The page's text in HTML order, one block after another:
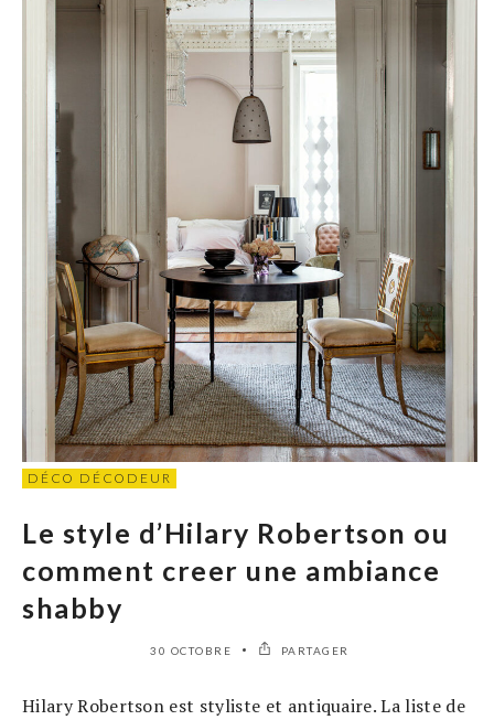
DÉCO DÉCODEUR
Le style d’Hilary Robertson ou
comment creer une ambiance
shabby
30 OCTOBRE PARTAGER
Hilary Robertson est styliste et antiquaire. La liste de